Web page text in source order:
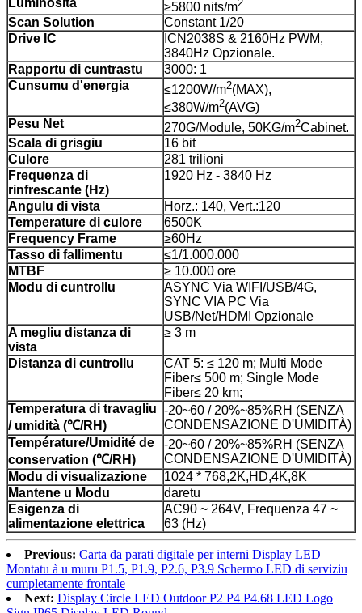
Luminosità ≥5800 nits/m
Scan Solution
Constant 1/20
Drive IC
ICN2038S & 2160Hz PWM,
3840Hz Opzionale.
Rapportu di cuntrastu
3000: 1
Cunsumu d'energia
≤1200W/m2(MAX),
≤380W/m2(AVG)
Pesu Net
270G/Module, 50KG/m2Cabinet.
Scala di grisgiu
16 bit
Culore
281 trilioni
Frequenza di
rinfrescante (Hz)
1920 Hz - 3840 Hz
Angulu di vista
Horz.: 140, Vert.:120
Temperature di culore
6500K
Frequency Frame
≥60Hz
Tasso di fallimentu
≤1/1.000.000
MTBF
≥ 10.000 ore
Modu di cuntrollu
ASYNC Via WIFI/USB/4G,
SYNC VIA PC Via
USB/Net/HDMI Opzionale
A megliu distanza di
vista
≥ 3 m
Distanza di cuntrollu
CAT 5: ≤ 120 m; Multi Mode
Fiber≤ 500 m; Single Mode
Fiber≤ 20 km;
Temperatura di travagliu
/ umidità (℃/RH)
-20~60 / 20%~85%RH (SENZA
CONDENSAZIONE D'UMIDITÀ)
Température/Umidité de
conservation (℃/RH)
-20~60 / 20%~85%RH (SENZA
CONDENSAZIONE D'UMIDITÀ)
Modu di visualizazione
1024 * 768,2K,HD,4K,8K
Mantene u Modu
daretu
Esigenza di
alimentazione elettrica
AC90 ~ 264V, Frequenza 47 ~
63 (Hz)
Previous: Carta da parati digitale per interni Display LED
Montatu à u muru P1.5, P1.9, P2.6, P3.9 Schermo LED di serviziu
cumpletamente frontale
Next: Display Circle LED Outdoor P2 P4 P4.68 LED Logo